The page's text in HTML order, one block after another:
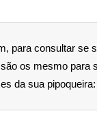
para consultar
os mesmo para
da sua